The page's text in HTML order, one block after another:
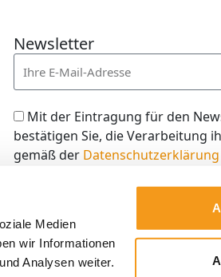
Medien
wir Informationen
Analysen weiter.
Newsletter
Mit der Eintragung für den
bestätigen Sie, die Verarbeitung
gemäß der Datenschutzerklärung
den ich jederzeit mit dem Link im
Kostenlos